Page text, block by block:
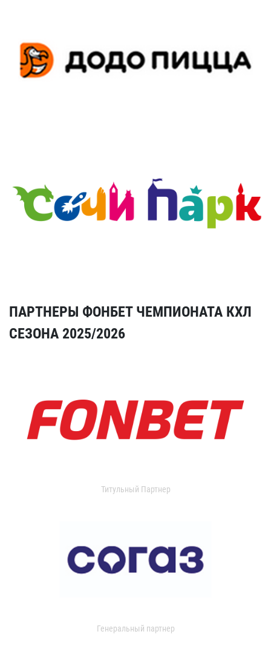
ПАРТНЕРЫ ФОНБЕТ ЧЕМПИОНАТА КХЛ
СЕЗОНА 2025/2026
Титульный Партнер
Генеральный партнер